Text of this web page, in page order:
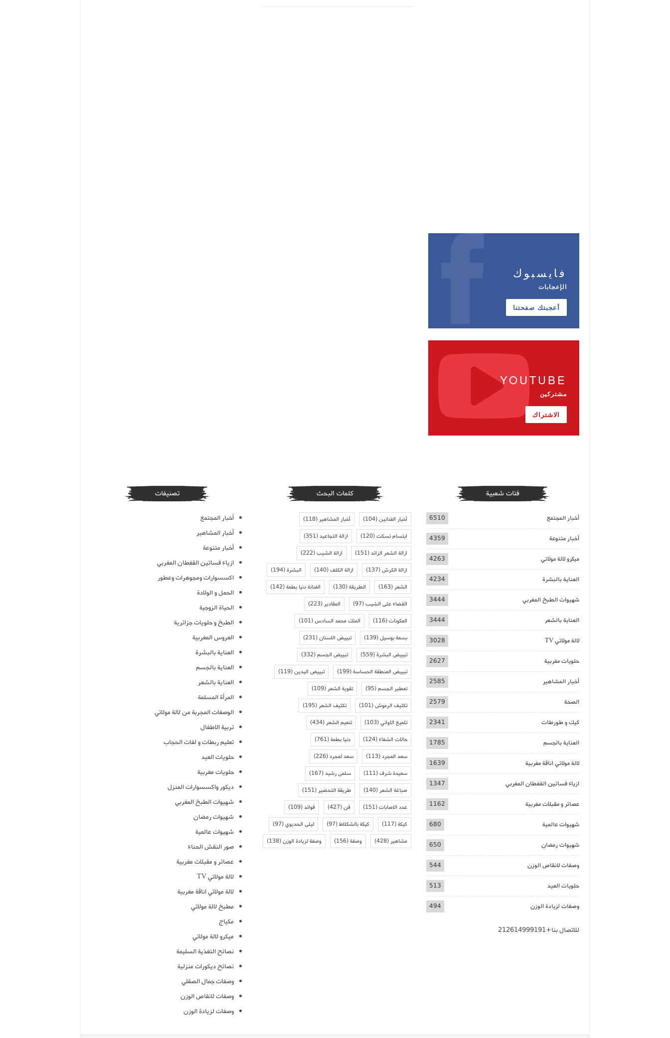
فايسبوك
الإعجابات
أعجبتك صفحتنا
YOUTUBE
مشتركين
الاشتراك
فئات شعبية
أخبار المجتمع 6510
أخبار متنوعة 4359
ميكرو لالة مولاتي 4263
العناية بالبشرة 4234
شهيوات الطبخ المغربي 3444
العناية بالشعر 3444
لالة مولاتي TV 3028
حلويات مغربية 2627
أخبار المشاهير 2585
الصحة 2579
كيك و طورطات 2341
العناية بالجسم 1785
لالة مولاتي اناقة مغربية 1639
ازياء فساتين القفطان المغربي 1347
عصائر و مقبلات مغربية 1162
شهيوات عالمية 680
شهيوات رمضان 650
وصفات لانقاص الوزن 544
حلويات العيد 513
وصفات لزيادة الوزن 494
للاتصال بنا+212614999191
كلمات البحث
أخبار الفنانين(104) أخبار المشاهير(118)
ابتسام تسكت(120) ازالة التجاعيد(351)
ازالة الشعر الزائد(151) ازالة الشيب(222)
ازالة الكرش(137) ازالة الكلف(140) البشرة(194)
الشعر(163) الطريقة(130) الفنانة دنيا بطمة(142)
القضاء على الشيب(97) المقادير(223)
المكونات(116) الملك محمد السادس(101)
بسمة بوسيل(139) تبييض الاسنان(231)
تبييض البشرة(559) تبييض الجسم(332)
تبييض المنطقة الحساسة(199) تبييض اليدين(119)
تعطير الجسم(95) تقوية الشعر(109)
تكثيف الرموش(101) تكثيف الشعر(195)
تلميع الاواني(103) تنعيم الشعر(434)
حالات الشفاء(124) دنيا بطمة(761)
سعد المجرد(113) سعد لمجرد(226)
سعيدة شرف(111) سلمى رشيد(167)
صباغة الشعر(140) طريقة التحضير(151)
عدد الاصابات(151) فن(427) فوائد(109)
كيكة(117) كيكة بالشكلاط(97) ليلى الحديوي(97)
مشاهير(428) وصفة(156) وصفة لزيادة الوزن(138)
تصنيفات
أخبار المجتمع
أخبار المشاهير
أخبار متنوعة
ازياء فساتين القفطان المغربي
اكسسوارات ومجوهرات وعطور
الحمل و الولادة
الحياة الزوجية
الطبخ و حلويات جزائرية
العروس المغربية
العناية بالبشرة
العناية بالجسم
العناية بالشعر
المرأة المسلمة
الوصفات المجربة من لالة مولاتي
تربية الاطفال
تعليم ربطات و لفات الحجاب
حلويات العيد
حلويات مغربية
ديكور واكسسوارات المنزل
شهيوات الطبخ المغربي
شهيوات رمضان
شهيوات عالمية
صور النقش الحناء
عصائر و مقبلات مغربية
لالة مولاتي TV
لالة مولاتي اناقة مغربية
مطبخ لالة مولاتي
مكياج
ميكرو لالة مولاتي
نصائح التغذية السليمة
نصائح ديكورات منزلية
وصفات جمال الصقلي
وصفات لانقاص الوزن
وصفات لزيادة الوزن